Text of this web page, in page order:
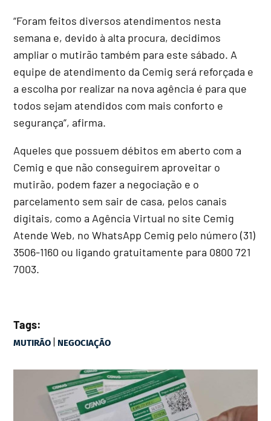
“Foram feitos diversos atendimentos nesta
semana e, devido à alta procura, decidimos
ampliar o mutirão também para este sábado. A
equipe de atendimento da Cemig será reforçada e
a escolha por realizar na nova agência é para que
todos sejam atendidos com mais conforto e
segurança”, afirma.
Aqueles que possuem débitos em aberto com a
Cemig e que não conseguirem aproveitar o
mutirão, podem fazer a negociação e o
parcelamento sem sair de casa, pelos canais
digitais, como a Agência Virtual no site Cemig
Atende Web, no WhatsApp Cemig pelo número (31)
3506-1160 ou ligando gratuitamente para 0800 721
7003.
Tags:
MUTIRÃO | NEGOCIAÇÃO